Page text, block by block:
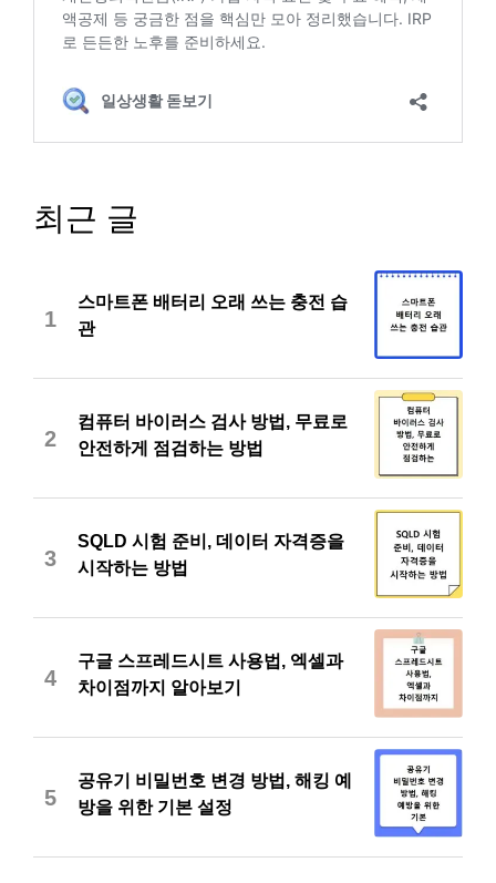
최근 글
1
스마트폰 배터리 오래 쓰는 충전 습
관
2
컴퓨터 바이러스 검사 방법, 무료로
안전하게 점검하는 방법
3
SQLD 시험 준비, 데이터 자격증을
시작하는 방법
4
구글 스프레드시트 사용법, 엑셀과
차이점까지 알아보기
5
공유기 비밀번호 변경 방법, 해킹 예
방을 위한 기본 설정